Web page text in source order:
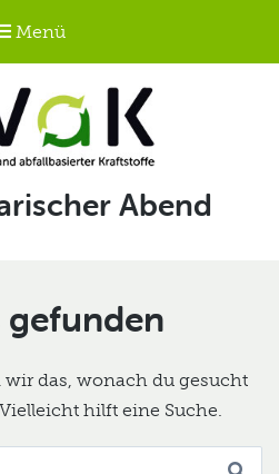
Menü
Abend
das, wonach du gesucht
hilft eine Suche.